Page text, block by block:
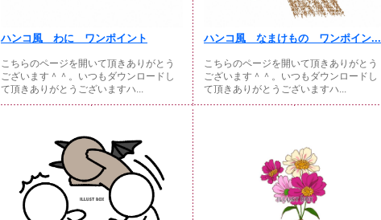
ハンコ風 わに ワンポイント
こちらのページを開いて頂きありがとう
ございます＾＾。いつもダウンロードし
て頂きありがとうございますハ...
ハンコ風 なまけもの ワンポイン...
こちらのページを開いて頂きありがとう
ございます＾＾。いつもダウンロードし
て頂きありがとうございますハ...